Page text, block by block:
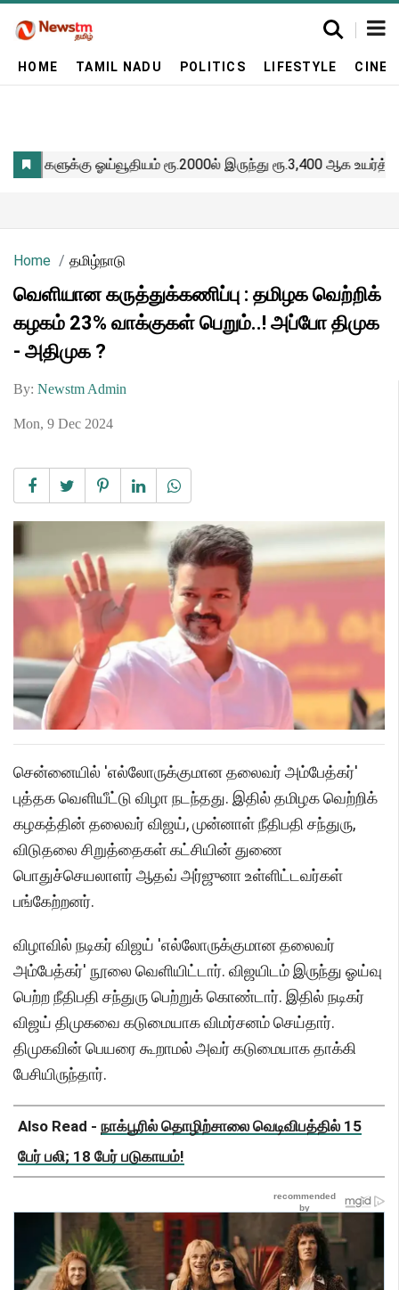
HOME TAMIL NADU POLITICS LIFESTYLE
Home தமிழ்நாடு
வெளியான கருத்துக்கணிப்பு : தமிழக வெற்றிக்
கழகம் 23% வாக்குகள் பெறும்..! அப்போ திமுக
- அதிமுக ?
By: Newstm Admin
Mon, 9 Dec 2024
சென்னையில் 'எல்லோருக்குமான தலைவர் அம்பேத்கர்'
புத்தக வெளியீட்டு விழா நடந்தது. இதில் தமிழக வெற்றிக்
கழகத்தின் தலைவர் விஜய், முன்னாள் நீதிபதி சந்துரு,
விடுதலை சிறுத்தைகள் கட்சியின் துணை
பொதுச்செயலாளர் ஆதவ் அர்ஜுனா உள்ளிட்டவர்கள்
பங்கேற்றனர்.
விழாவில் நடிகர் விஜய் 'எல்லோருக்குமான தலைவர்
அம்பேத்கர்' நூலை வெளியிட்டார். விஜயிடம் இருந்து ஓய்வு
பெற்ற நீதிபதி சந்துரு பெற்றுக் கொண்டார். இதில் நடிகர்
விஜய் திமுகவை கடுமையாக விமர்சனம் செய்தார்.
திமுகவின் பெயரை கூறாமல் அவர் கடுமையாக தாக்கி
பேசியிருந்தார்.
Also Read - நாக்பூரில் தொழிற்சாலை வெடிவிபத்தில் 15
பேர் பலி; 18 பேர் படுகாயம்!